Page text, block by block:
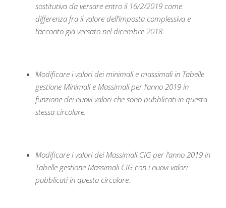
sostitutiva da versare entro il 16/2/2019 come
differenza fra il valore dell’imposta complessiva e
l’acconto già versato nel dicembre 2018.
Modificare i valori dei minimali e massimali in Tabelle
gestione Minimali e Massimali per l’anno 2019 in
funzione dei nuovi valori che sono pubblicati in questa
stessa circolare.
Modificare i valori dei Massimali CIG per l’anno 2019 in
Tabelle gestione Massimali CIG con i nuovi valori
pubblicati in questa circolare.